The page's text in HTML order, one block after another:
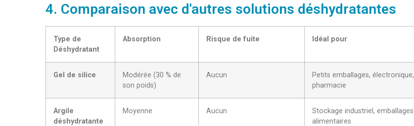
4. Comparaison avec d'autres solutions déshydratantes
Type de
Déshydratant
Absorption Risque de fuite Idéal pour
Gel de silice
Modérée (30 % de
son poids)
Aucun
Petits emballages, électronique,
pharmacie
Argile
déshydratante
Moyenne Aucun
Stockage industriel, emballages
alimentaires